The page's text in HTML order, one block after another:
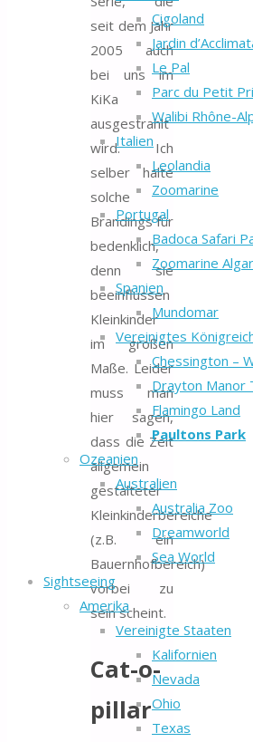
Cigoland
Jardin
Le Pal
Parc du Petit
Walibi Rhône-
Italien
Leolandia
Zoomarine
Portugal
Badoca Safari
Zoomarine
Spanien
Mundomar
Vereinigtes
Chessington –
Drayton Manor
Flamingo Land
Paultons Park
Ozeanien
Australien
Australia Zoo
Dreamworld
Sea World
Sightseeing
Amerika
Vereinigte Staaten
Kalifornien
Nevada
Ohio
Texas
seit dem Jahr
2005 auch
bei uns im
KiKa
ausgestrahlt
wird. Ich
selber halte
solche
Brandings für
bedenklich,
denn sie
beeinflussen
Kleinkinder
im großen
Maße. Leider
muss man
hier sagen,
dass die Zeit
allgemein
gestalteter
Kleinkinderbereiche
(z.B. ein
Bauernhofbereich)
vorbei zu
sein scheint.
Cat-o-
pillar